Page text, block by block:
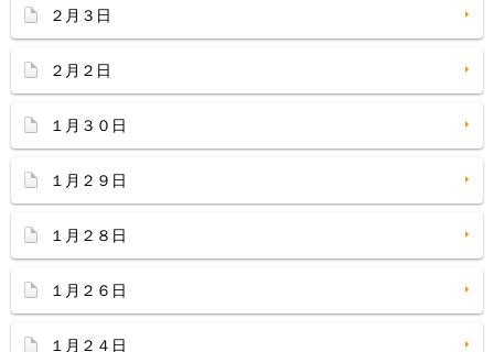
２月３日
２月２日
１月３０日
１月２９日
１月２８日
１月２６日
１月２４日